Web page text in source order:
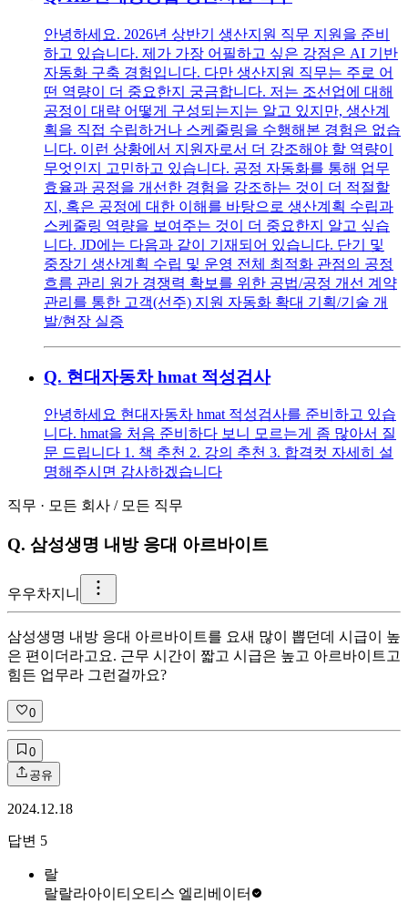
안녕하세요. 2026년 상반기 생산지원 직무 지원을 준비
하고 있습니다. 제가 가장 어필하고 싶은 강점은 AI 기반
자동화 구축 경험입니다. 다만 생산지원 직무는 주로 어
떤 역량이 더 중요한지 궁금합니다. 저는 조선업에 대해
공정이 대략 어떻게 구성되는지는 알고 있지만, 생산계
획을 직접 수립하거나 스케줄링을 수행해본 경험은 없습
니다. 이런 상황에서 지원자로서 더 강조해야 할 역량이
무엇인지 고민하고 있습니다. 공정 자동화를 통해 업무
효율과 공정을 개선한 경험을 강조하는 것이 더 적절할
지, 혹은 공정에 대한 이해를 바탕으로 생산계획 수립과
스케줄링 역량을 보여주는 것이 더 중요한지 알고 싶습
니다. JD에는 다음과 같이 기재되어 있습니다. 단기 및
중장기 생산계획 수립 및 운영 전체 최적화 관점의 공정
흐름 관리 원가 경쟁력 확보를 위한 공법/공정 개선 계약
관리를 통한 고객(선주) 지원 자동화 확대 기획/기술 개
발/현장 실증
Q. 현대자동차 hmat 적성검사
안녕하세요 현대자동차 hmat 적성검사를 준비하고 있습
니다. hmat을 처음 준비하다 보니 모르는게 좀 많아서 질
문 드립니다 1. 책 추천 2. 강의 추천 3. 합격컷 자세히 설
명해주시면 감사하겠습니다
직무 · 모든 회사 / 모든 직무
Q. 삼성생명 내방 응대 아르바이트
우우차지니
삼성생명 내방 응대 아르바이트를 요새 많이 뽑던데 시급이 높
은 편이더라고요. 근무 시간이 짧고 시급은 높고 아르바이트고
힘든 업무라 그런걸까요?
0
0
공유
2024.12.18
답변 5
랄
랄랄라아이티 오티스 엘리베이터